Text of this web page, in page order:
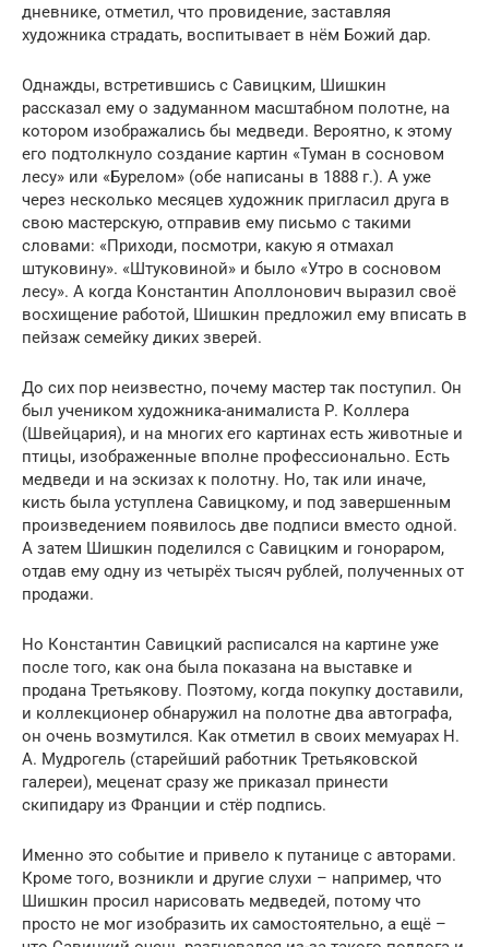
дневнике, отметил, что провидение, заставляя
художника страдать, воспитывает в нём Божий дар.
Однажды, встретившись с Савицким, Шишкин
рассказал ему о задуманном масштабном полотне, на
котором изображались бы медведи. Вероятно, к этому
его подтолкнуло создание картин «Туман в сосновом
лесу» или «Бурелом» (обе написаны в 1888 г.). А уже
через несколько месяцев художник пригласил друга в
свою мастерскую, отправив ему письмо с такими
словами: «Приходи, посмотри, какую я отмахал
штуковину». «Штуковиной» и было «Утро в сосновом
лесу». А когда Константин Аполлонович выразил своё
восхищение работой, Шишкин предложил ему вписать в
пейзаж семейку диких зверей.
До сих пор неизвестно, почему мастер так поступил. Он
был учеником художника-анималиста Р. Коллера
(Швейцария), и на многих его картинах есть животные и
птицы, изображенные вполне профессионально. Есть
медведи и на эскизах к полотну. Но, так или иначе,
кисть была уступлена Савицкому, и под завершенным
произведением появилось две подписи вместо одной.
А затем Шишкин поделился с Савицким и гонораром,
отдав ему одну из четырёх тысяч рублей, полученных от
продажи.
Но Константин Савицкий расписался на картине уже
после того, как она была показана на выставке и
продана Третьякову. Поэтому, когда покупку доставили,
и коллекционер обнаружил на полотне два автографа,
он очень возмутился. Как отметил в своих мемуарах Н.
А. Мудрогель (старейший работник Третьяковской
галереи), меценат сразу же приказал принести
скипидару из Франции и стёр подпись.
Именно это событие и привело к путанице с авторами.
Кроме того, возникли и другие слухи – например, что
Шишкин просил нарисовать медведей, потому что
просто не мог изобразить их самостоятельно, а ещё –